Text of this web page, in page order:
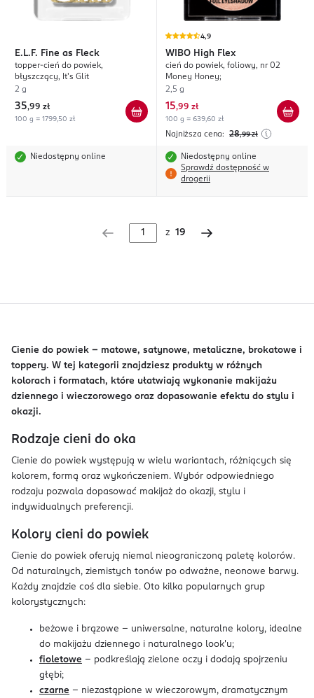
E.L.F. Fine as Fleck
topper-cień do powiek,
błyszczący, It's Glit
2 g
35,99 zł
100 g = 1799,50 zł
Niedostępny online
4,9
WIBO High Flex
cień do powiek, foliowy, nr 02
Money Honey;
2,5 g
15,99 zł
100 g = 639,60 zł
Najniższa cena: 28,99 zł
Niedostępny online
Sprawdź dostępność w
drogerii
z 19
Cienie do powiek – matowe, satynowe, metaliczne, brokatowe i
toppery. W tej kategorii znajdziesz produkty w różnych
kolorach i formatach, które ułatwiają wykonanie makijażu
dziennego i wieczorowego oraz dopasowanie efektu do stylu i
okazji.
Rodzaje cieni do oka
Cienie do powiek występują w wielu wariantach, różniących się
kolorem, formą oraz wykończeniem. Wybór odpowiedniego
rodzaju pozwala dopasować makijaż do okazji, stylu i
indywidualnych preferencji.
Kolory cieni do powiek
Cienie do powiek oferują niemal nieograniczoną paletę kolorów.
Od naturalnych, ziemistych tonów po odważne, neonowe barwy.
Każdy znajdzie coś dla siebie. Oto kilka popularnych grup
kolorystycznych:
beżowe i brązowe – uniwersalne, naturalne kolory, idealne
do makijażu dziennego i naturalnego look'u;
fioletowe – podkreślają zielone oczy i dodają spojrzeniu
głębi;
czarne – niezastąpione w wieczorowym, dramatycznym